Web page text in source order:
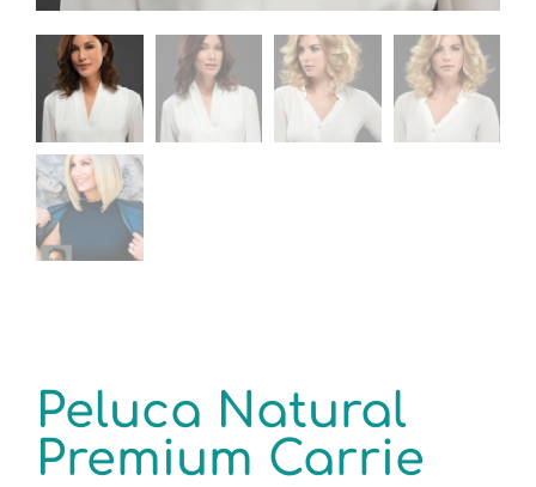
Peluca Natural
Premium Carrie